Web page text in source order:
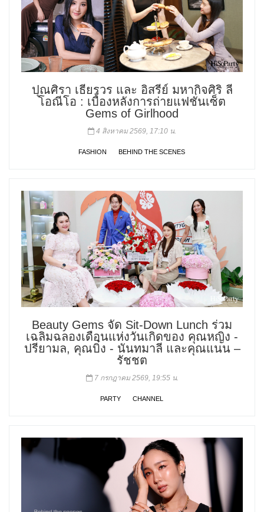
ปุณศิรา เธียรวร และ อิสรีย์ มหากิจศิริ ลี
โอณีโอ : เบื้องหลังการถ่ายแฟชั่นเซ็ต
Gems of Girlhood
4 สิงหาคม 2569, 17:10 น.
FASHION BEHIND THE SCENES
Beauty Gems จัด Sit-Down Lunch ร่วม
เฉลิมฉลองเดือนแห่งวันเกิดของ คุณหญิง -
ปรียามล, คุณบิ๋ง - นันทมาลี และคุณแนน –
รัชชต
7 กรกฎาคม 2569, 19:55 น.
PARTY CHANNEL